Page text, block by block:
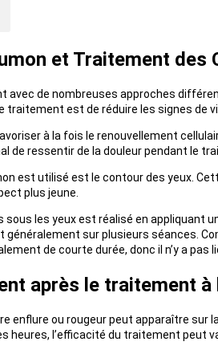
et Traitement des
avec de nombreuses approches
traitement est de réduire les signes de
à la fois le renouvellement
de ressentir de la douleur pendant le
est utilisé est le contour des yeux.
plus jeune.
sous les yeux est réalisé en appliquant
sur plusieurs séances.
de courte durée, donc il n’y a pas
après le traitement
enflure ou rougeur peut apparaître
heures, l’efficacité du traitement peut